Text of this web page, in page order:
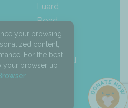
Luard
Road,
Wan
Chai
© 2026 Mind HK. All
Rights Reserved.
your browsing
content,
For the best
your browser up